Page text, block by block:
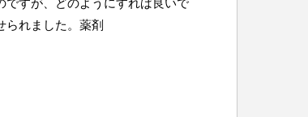
ですが、どのようにすれば良いで
られました。薬剤